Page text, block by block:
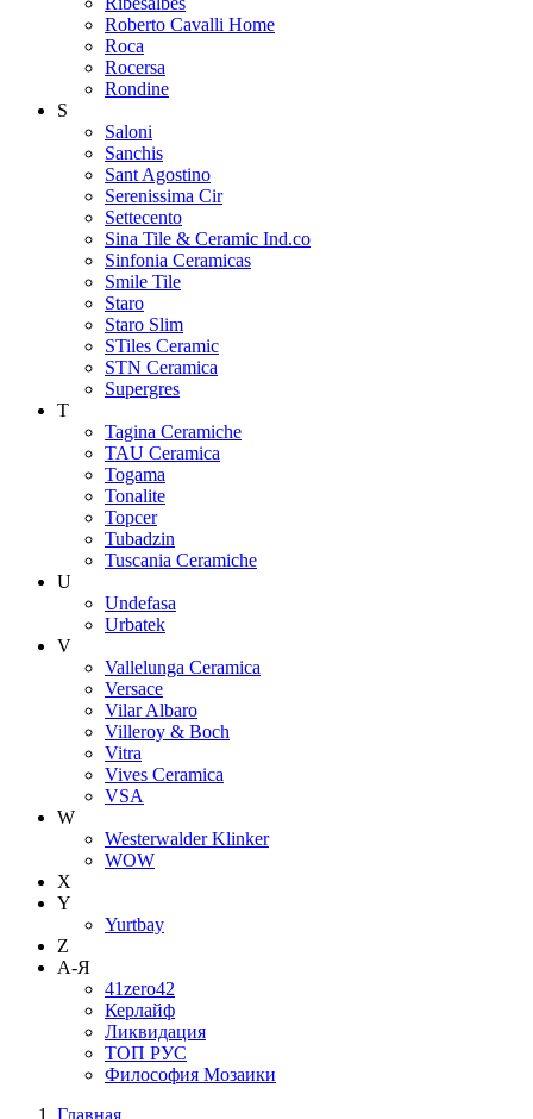
Roberto Cavalli Home
Roca
Rocersa
Rondine
S
Saloni
Sanchis
Sant Agostino
Serenissima Cir
Settecento
Sina Tile & Ceramic Ind.co
Sinfonia Ceramicas
Smile Tile
Staro
Staro Slim
STiles Ceramic
STN Ceramica
Supergres
T
Tagina Ceramiche
TAU Ceramica
Togama
Tonalite
Topcer
Tubadzin
Tuscania Ceramiche
U
Undefasa
Urbatek
V
Vallelunga Ceramica
Versace
Vilar Albaro
Villeroy & Boch
Vitra
Vives Ceramica
VSA
W
Westerwalder Klinker
WOW
X
Y
Yurtbay
Z
А-Я
41zero42
Керлайф
Ликвидация
ТОП РУС
Философия Мозаики
Главная